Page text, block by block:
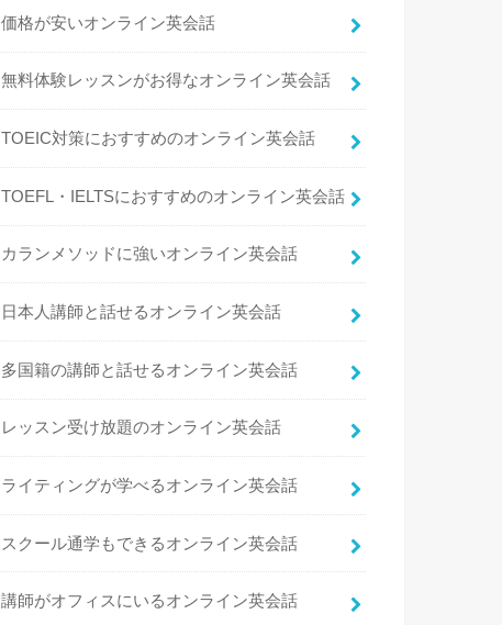
価格が安いオンライン英会話
無料体験レッスンがお得なオンライン英会話
TOEIC対策におすすめのオンライン英会話
TOEFL・IELTSにおすすめのオンライン英会話
カランメソッドに強いオンライン英会話
日本人講師と話せるオンライン英会話
多国籍の講師と話せるオンライン英会話
レッスン受け放題のオンライン英会話
ライティングが学べるオンライン英会話
スクール通学もできるオンライン英会話
講師がオフィスにいるオンライン英会話